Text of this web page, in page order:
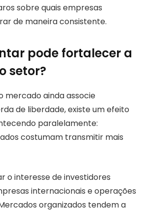
sobre quais empresas
de maneira consistente.
pode fortalecer a
setor?
mercado ainda associe
de liberdade, existe um efeito
paralelamente:
costumam transmitir mais
o interesse de investidores
internacionais e operações
organizados tendem a